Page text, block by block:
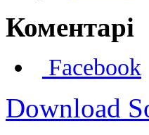
Коментарі
Facebook
Download